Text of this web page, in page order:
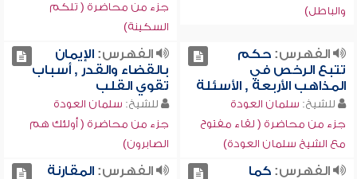
والباطل)
جزء من محاضرة ( تلكم
السكينة)
الفهرس:حكم
تتبع الرخص في
المذاهب الأربعة , الأسئلة
للشيخ: سلمان العودة
جزء من محاضرة ( لقاء مفتوح
مع الشيخ سلمان العودة)
الفهرس:الإيمان
بالقضاء والقدر , أسباب
تقوي القلب
للشيخ: سلمان العودة
جزء من محاضرة ( أولئك هم
الصابرون)
الفهرس:كما
الفهرس:المقارنة